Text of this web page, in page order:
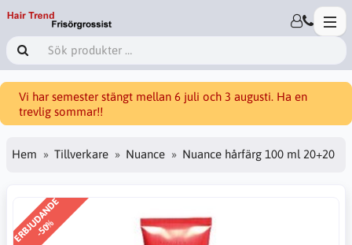
Vi har semester stängt mellan 6 juli och 3 augusti. Ha en
trevlig sommar!!
Hem Tillverkare Nuance Nuance hårfärg 100 ml 20+20
ERBJUDANDE
-50%